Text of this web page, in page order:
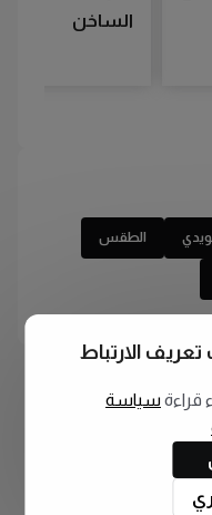
الساخن
الطقس
الارتباط
قراءة سياسة